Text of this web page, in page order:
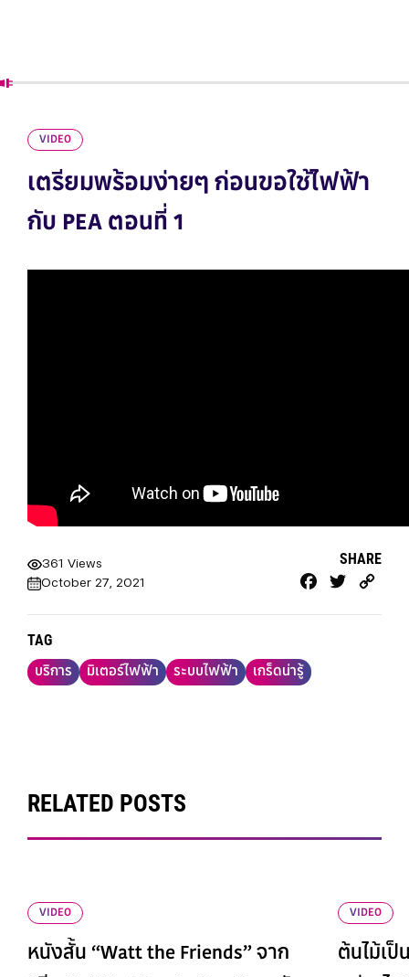
VIDEO
เตรียมพร้อมง่ายๆ ก่อนขอใช้ไฟฟ้า
กับ PEA ตอนที่ 1
361 Views
October 27, 2021
SHARE
Facebook
Twitter
TAG
บริการ มิเตอร์ไฟฟ้า ระบบไฟฟ้า เกร็ดน่ารู้
RELATED POSTS
VIDEO
หนังสั้น “Watt the Friends” จาก
VIDEO
ต้นไม้เป็